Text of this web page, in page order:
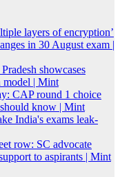
layers of encryption’
in 30 August exam |
showcases
model | Mint
CAP round 1 choice
know | Mint
India's exams leak-
row: SC advocate
to aspirants | Mint